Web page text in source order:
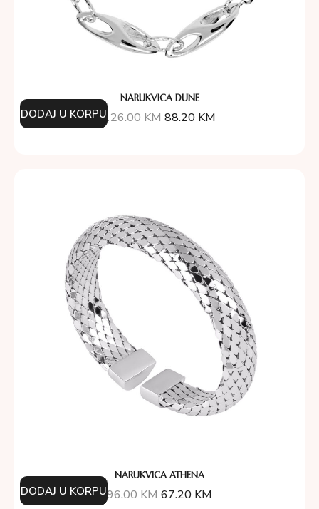
NARUKVICA DUNE
126.00KM88.20 KM
DODAJ U KORPU
NARUKVICA ATHENA
96.00KM67.20 KM
DODAJ U KORPU